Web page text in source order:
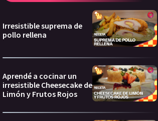
Irresistible suprema de
pollo rellena
Aprendé a cocinar un
irresistible Cheesecake de
Limón y Frutos Rojos